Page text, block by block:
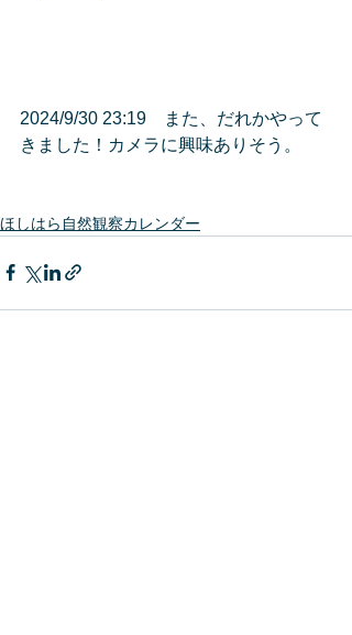
2024/9/30 23:19　また、だれかやって
きました！カメラに興味ありそう。
ほしはら自然観察カレンダー